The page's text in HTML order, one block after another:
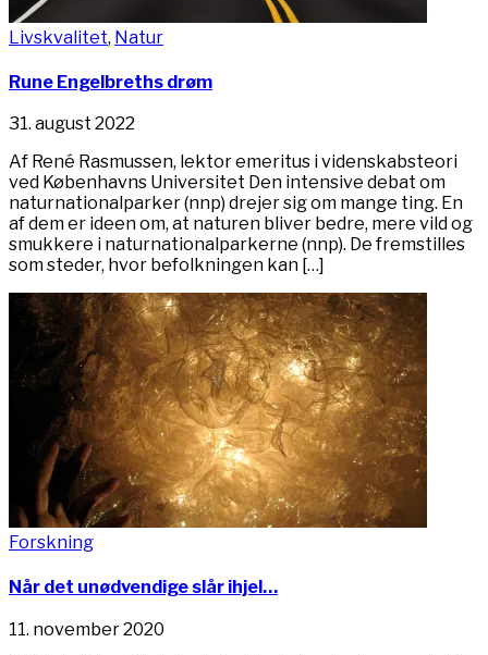
Livskvalitet, Natur
Rune Engelbreths drøm
31. august 2022
Af René Rasmussen, lektor emeritus i videnskabsteori
ved Københavns Universitet Den intensive debat om
naturnationalparker (nnp) drejer sig om mange ting. En
af dem er ideen om, at naturen bliver bedre, mere vild og
smukkere i naturnationalparkerne (nnp). De fremstilles
som steder, hvor befolkningen kan […]
Forskning
Når det unødvendige slår ihjel…
11. november 2020